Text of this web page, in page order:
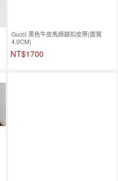
Gucci 黑色牛皮馬蹄銀扣皮帶(面寬
4.0CM)
NT$1700